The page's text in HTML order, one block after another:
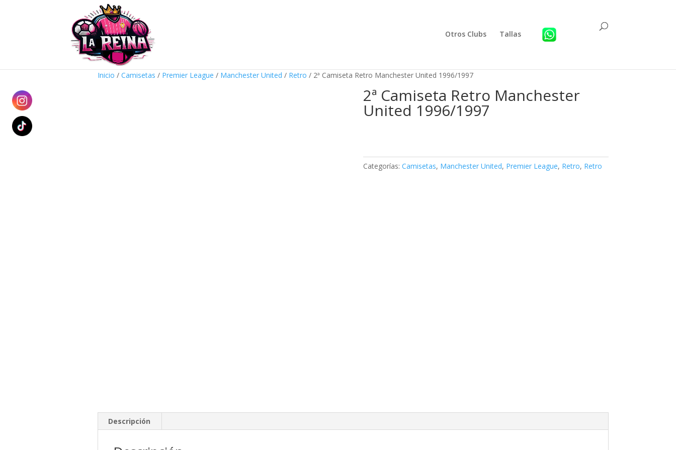
Otros Clubs Tallas
Inicio / Camisetas / Premier League / Manchester United / Retro / 2ª Camiseta Retro Manchester United 1996/1997
2ª Camiseta Retro Manchester
United 1996/1997
Categorías: Camisetas, Manchester United, Premier League, Retro, Retro
Descripción